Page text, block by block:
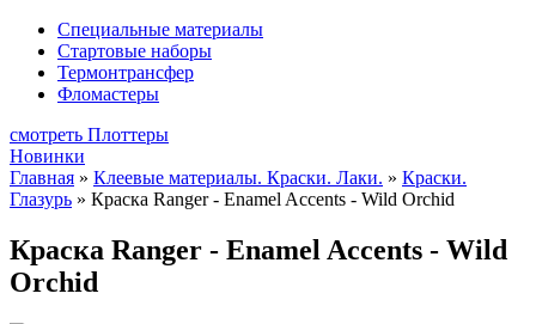
Специальные материалы
Стартовые наборы
Термонтрансфер
Фломастеры
смотреть Плоттеры
Новинки
Главная » Клеевые материалы. Краски. Лаки. » Краски.
Глазурь » Краска Ranger - Enamel Accents - Wild Orchid
Краска Ranger - Enamel Accents - Wild
Orchid